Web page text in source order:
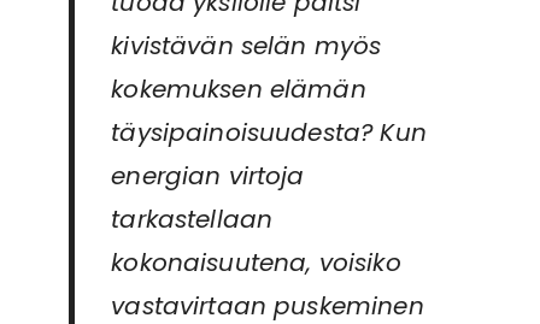
kivistävän selän myös
kokemuksen elämän
täysipainoisuudesta? Kun
energian virtoja
tarkastellaan
kokonaisuutena, voisiko
vastavirtaan puskeminen